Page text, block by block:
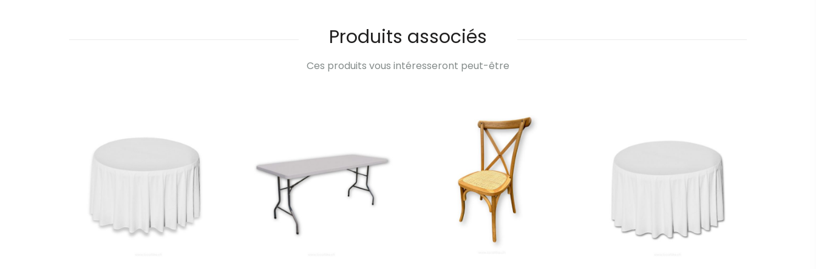
Produits associés
Ces produits vous intéresseront peut-être